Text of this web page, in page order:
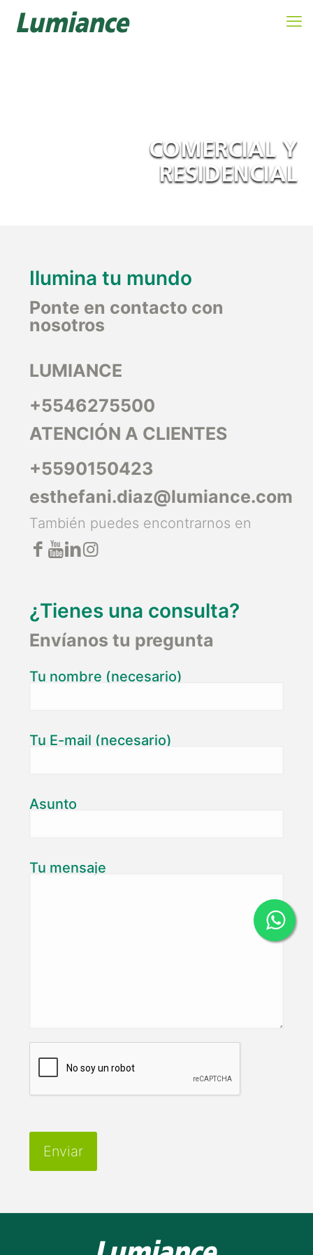
COMERCIAL Y
RESIDENCIAL
Ilumina tu mundo
Ponte en contacto con
nosotros
LUMIANCE
+5546275500
ATENCIÓN A CLIENTES
+5590150423
esthefani.diaz@lumiance.com
También puedes encontrarnos en
¿Tienes una consulta?
Envíanos tu pregunta
Tu nombre (necesario)
Tu E-mail (necesario)
Asunto
Tu mensaje